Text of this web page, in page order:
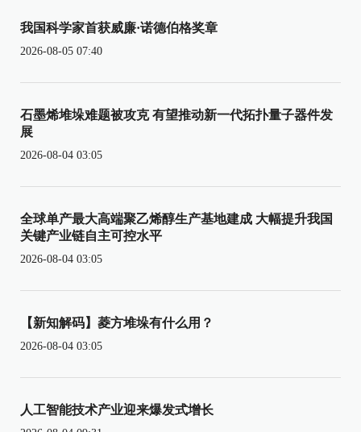
我国科学家首获威廉·诺德伯格奖章
2026-08-05 07:40
石墨烯堆垛难题被攻克 有望推动新一代拓扑量子器件发
展
2026-08-04 03:05
全球单产最大高端聚乙烯醇生产基地建成 大幅提升我国
关键产业链自主可控水平
2026-08-04 03:05
【新知解码】菱方堆垛有什么用？
2026-08-04 03:05
人工智能技术产业迎来爆发式增长